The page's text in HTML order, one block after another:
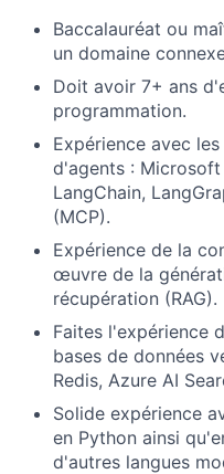
Baccalauréat ou
un domaine
Doit avoir 7+ ans
programmation.
Expérience avec
d'agents : Microsoft
LangChain,
(MCP).
Expérience de la
œuvre de la
récupération (RAG).
Faites l'expérience
bases de données
Redis, Azure AI
Solide expérience
en Python ainsi
d'autres langues